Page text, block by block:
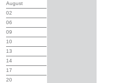
August
02
06
09
10
13
14
17
20